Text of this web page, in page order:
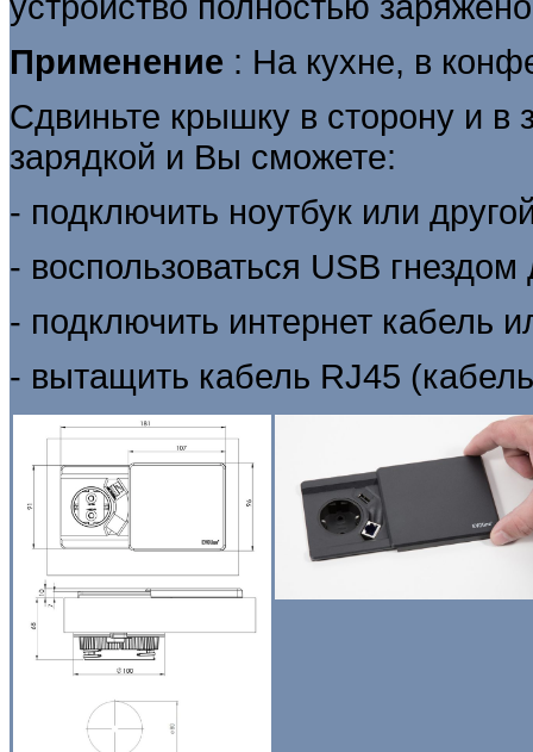
Применение : На кухне, в
Сдвиньте крышку в сторону и в
зарядкой и Вы сможете:
- подключить ноутбук или
- воспользоваться USB
- подключить интернет кабель
- вытащить кабель RJ45